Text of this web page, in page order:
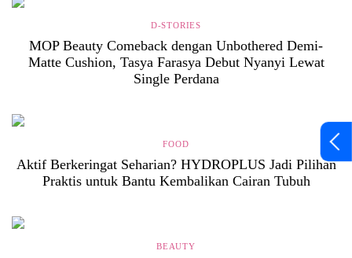
D-STORIES
MOP Beauty Comeback dengan Unbothered Demi-
Matte Cushion, Tasya Farasya Debut Nyanyi Lewat
Single Perdana
FOOD
Aktif Berkeringat Seharian? HYDROPLUS Jadi Pilihan
Praktis untuk Bantu Kembalikan Cairan Tubuh
BEAUTY